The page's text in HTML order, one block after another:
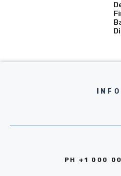
INFO
PH +1 000